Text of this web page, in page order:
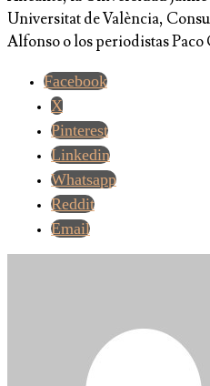
Universitat de València,
Alfonso o los periodistas Paco
Facebook
X
Pinterest
Linkedin
Whatsapp
Reddit
Email